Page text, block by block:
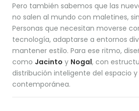
Pero también sabemos que las
no salen al mundo con maletines,
Personas que necesitan moverse
tecnología, adaptarse a entornos
mantener estilo. Para ese ritmo,
como Jacinto y Nogal, con
distribución inteligente del espacio
contemporánea.